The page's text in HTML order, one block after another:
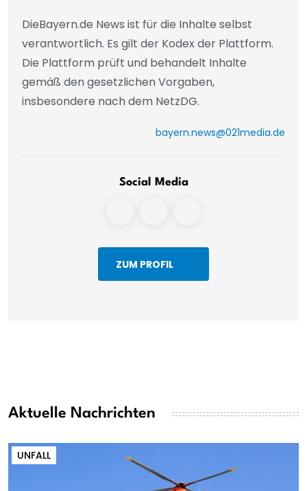
DieBayern.de News ist für die Inhalte selbst
verantwortlich. Es gilt der Kodex der Plattform.
Die Plattform prüft und behandelt Inhalte
gemäß den gesetzlichen Vorgaben,
insbesondere nach dem NetzDG.
bayern.news@021media.de
Social Media
ZUM PROFIL
Aktuelle Nachrichten
UNFALL